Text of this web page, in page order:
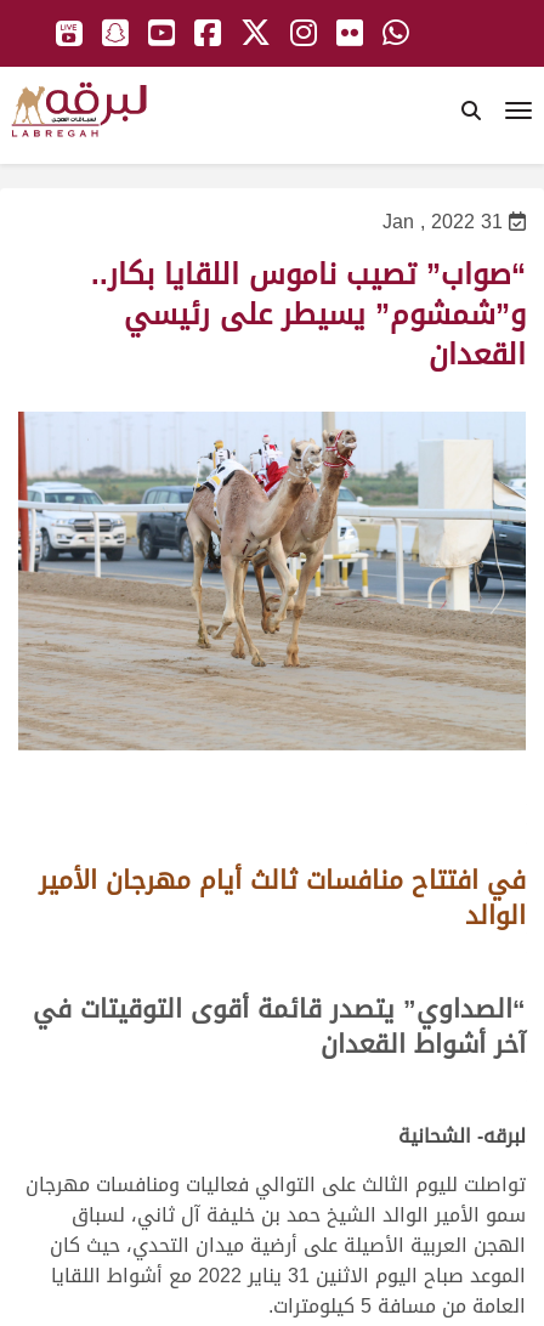
31 Jan , 2022
“صواب” تصيب ناموس اللقايا بكار..
و”شمشوم” يسيطر على رئيسي
القعدان
في افتتاح منافسات ثالث أيام مهرجان الأمير
الوالد
“الصداوي” يتصدر قائمة أقوى التوقيتات في
آخر أشواط القعدان
لبرقه- الشحانية
تواصلت لليوم الثالث على التوالي فعاليات ومنافسات مهرجان
سمو الأمير الوالد الشيخ حمد بن خليفة آل ثاني، لسباق
الهجن العربية الأصيلة على أرضية ميدان التحدي، حيث كان
الموعد صباح اليوم الاثنين 31 يناير 2022 مع أشواط اللقايا
العامة من مسافة 5 كيلومترات.